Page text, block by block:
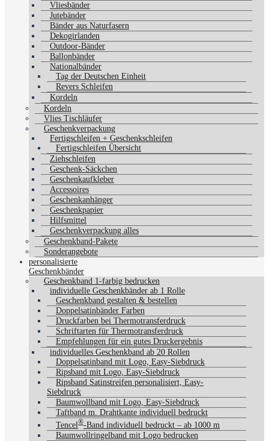
Vliesbänder
Jutebänder
Bänder aus Naturfasern
Dekogirlanden
Outdoor-Bänder
Ballonbänder
Nationalbänder
Tag der Deutschen Einheit
Revers Schleifen
Kordeln
Kordeln
Vlies Tischläufer
Geschenkverpackung
Fertigschleifen + Geschenkschleifen
Fertigschleifen Übersicht
Ziehschleifen
Geschenk-Säckchen
Geschenkaufkleber
Accessoires
Geschenkanhänger
Geschenkpapier
Hilfsmittel
Geschenkverpackung alles
Geschenkband-Pakete
Sonderangebote
personalisierte
Geschenkbänder
Geschenkband 1-farbig bedrucken
individuelle Geschenkbänder ab 1 Rolle
Geschenkband gestalten & bestellen
Doppelsatinbänder Farben
Druckfarben bei Thermotransferdruck
Schriftarten für Thermotransferdruck
Empfehlungen für ein gutes Druckergebnis
individuelles Geschenkband ab 20 Rollen
Doppelsatinband mit Logo, Easy-Siebdruck
Ripsband mit Logo, Easy-Siebdruck
Ripsband Satinstreifen personalisiert, Easy-
Siebdruck
Baumwollband mit Logo, Easy-Siebdruck
Taftband m. Drahtkante individuell bedruckt
Tencel®-Band individuell bedruckt – ab 1000 m
Baumwollringelband mit Logo bedrucken